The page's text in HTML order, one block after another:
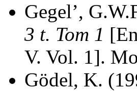
Gegel’,
3 t. Tom 1
V. Vol. 1].
Gödel, K.